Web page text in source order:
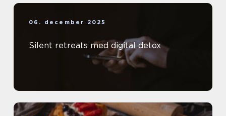
06. december 2025
Silent retreats med digital detox